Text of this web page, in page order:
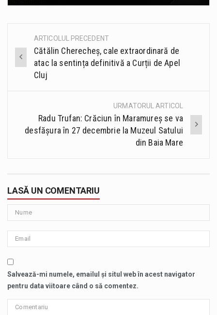
Post
navigation
ARTICOLUL PRECEDENT
Cătălin Cherecheș, cale extraordinară de
atac la sentința definitivă a Curții de Apel
Cluj
URMATORUL ARTICOL
Radu Trufan: Crăciun în Maramureș se va
desfășura în 27 decembrie la Muzeul Satului
din Baia Mare
LASĂ UN COMENTARIU
Salvează-mi numele, emailul și situl web în acest navigator
pentru data viitoare când o să comentez.